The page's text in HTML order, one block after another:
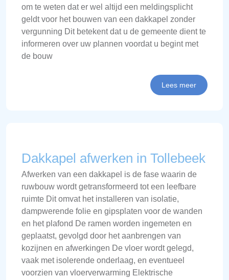
om te weten dat er wel altijd een meldingsplicht
geldt voor het bouwen van een dakkapel zonder
vergunning Dit betekent dat u de gemeente dient te
informeren over uw plannen voordat u begint met
de bouw
Lees meer
Dakkapel afwerken in Tollebeek
Afwerken van een dakkapel is de fase waarin de
ruwbouw wordt getransformeerd tot een leefbare
ruimte Dit omvat het installeren van isolatie,
dampwerende folie en gipsplaten voor de wanden
en het plafond De ramen worden ingemeten en
geplaatst, gevolgd door het aanbrengen van
kozijnen en afwerkingen De vloer wordt gelegd,
vaak met isolerende onderlaag, en eventueel
voorzien van vloerverwarming Elektrische